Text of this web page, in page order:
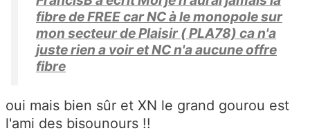
fibre de FREE car NC à le monopole sur
mon secteur de Plaisir ( PLA78) ca n'a
juste rien a voir et NC n'a aucune offre
fibre
oui mais bien sûr et XN le grand gourou est
l'ami des bisounours !!